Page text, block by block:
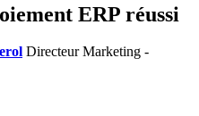
ERP réussi
Directeur Marketing -